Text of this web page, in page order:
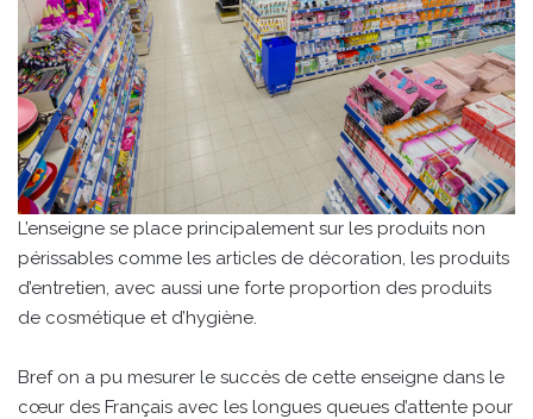
L’enseigne se place principalement sur les produits non
périssables comme les articles de décoration, les produits
d’entretien, avec aussi une forte proportion des produits
de cosmétique et d’hygiène.
Bref on a pu mesurer le succès de cette enseigne dans le
cœur des Français avec les longues queues d’attente pour